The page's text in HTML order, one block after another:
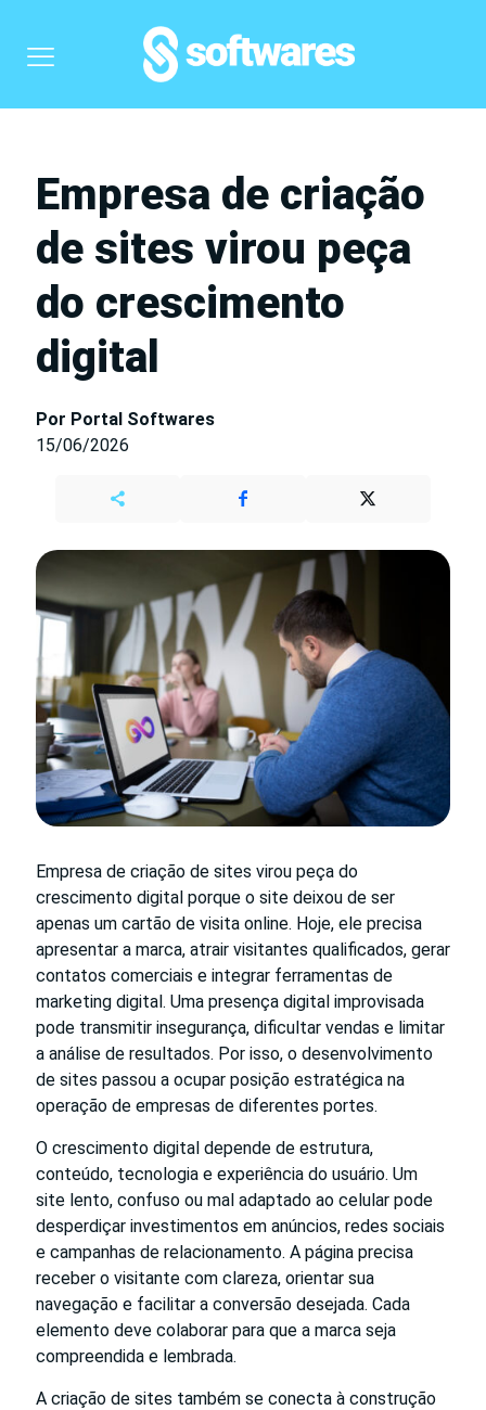
Empresa de criação
de sites virou peça
do crescimento
digital
Por Portal Softwares
15/06/2026
Empresa de criação de sites virou peça do
crescimento digital porque o site deixou de ser
apenas um cartão de visita online. Hoje, ele precisa
apresentar a marca, atrair visitantes qualificados, gerar
contatos comerciais e integrar ferramentas de
marketing digital. Uma presença digital improvisada
pode transmitir insegurança, dificultar vendas e limitar
a análise de resultados. Por isso, o desenvolvimento
de sites passou a ocupar posição estratégica na
operação de empresas de diferentes portes.
O crescimento digital depende de estrutura,
conteúdo, tecnologia e experiência do usuário. Um
site lento, confuso ou mal adaptado ao celular pode
desperdiçar investimentos em anúncios, redes sociais
e campanhas de relacionamento. A página precisa
receber o visitante com clareza, orientar sua
navegação e facilitar a conversão desejada. Cada
elemento deve colaborar para que a marca seja
compreendida e lembrada.
A criação de sites também se conecta à construção